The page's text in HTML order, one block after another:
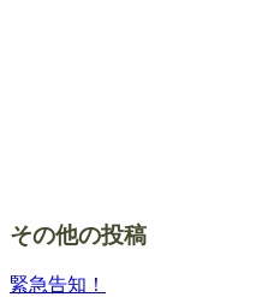
その他の投稿
緊急告知！